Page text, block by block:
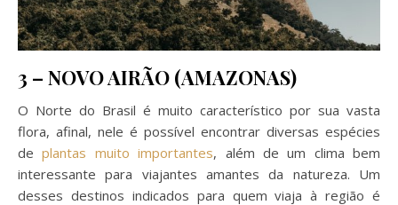
3 – NOVO AIRÃO (AMAZONAS)
O Norte do Brasil é muito característico por sua vasta
flora, afinal, nele é possível encontrar diversas espécies
deplantas muito importantes, além de um clima bem
interessante para viajantes amantes da natureza. Um
desses destinos indicados para quem viaja à região é